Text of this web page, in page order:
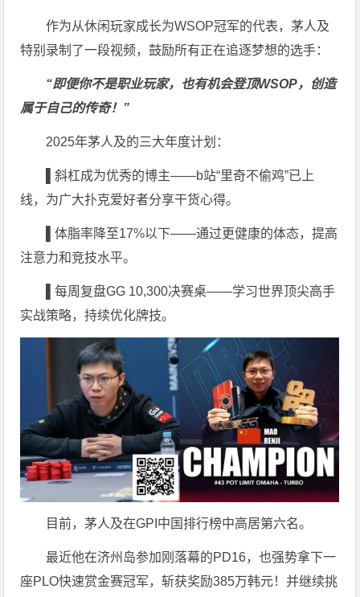
作为从休闲玩家成长为WSOP冠军的代表，茅人及
特别录制了一段视频，鼓励所有正在追逐梦想的选手：
“即便你不是职业玩家，也有机会登顶WSOP，创造
属于自己的传奇！”
2025年茅人及的三大年度计划：
▌斜杠成为优秀的博主——b站“里奇不偷鸡”已上
线，为广大扑克爱好者分享干货心得。
▌体脂率降至17%以下——通过更健康的体态，提高
注意力和竞技水平。
▌每周复盘GG 10,300决赛桌——学习世界顶尖高手
实战策略，持续优化牌技。
目前，茅人及在GPI中国排行榜中高居第六名。
最近他在济州岛参加刚落幕的PD16，也强势拿下一
座PLO快速赏金赛冠军，斩获奖励385万韩元！并继续挑